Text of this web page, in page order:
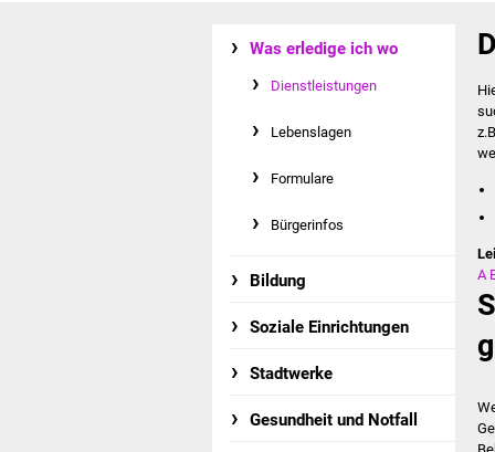
Was erledige ich wo
Dienstleistungen
Lebenslagen
Formulare
Bürgerinfos
Bildung
Soziale Einrichtungen
Stadtwerke
Gesundheit und Notfall
A